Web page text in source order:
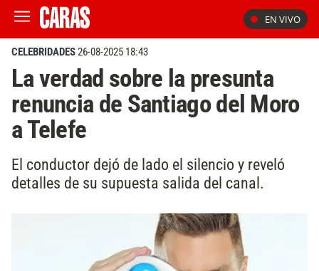
EN VIVO
CELEBRIDADES26-08-2025 18:43
La verdad sobre la presunta
renuncia de Santiago del Moro
a Telefe
El conductor dejó de lado el silencio y reveló
detalles de su supuesta salida del canal.